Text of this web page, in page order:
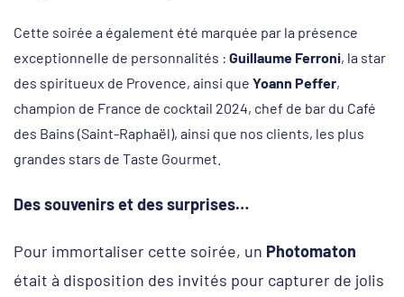
Cette soirée a également été marquée par la présence
exceptionnelle de personnalités : Guillaume Ferroni, la star
des spiritueux de Provence, ainsi que Yoann Peffer,
champion de France de cocktail 2024, chef de bar du Café
des Bains (Saint-Raphaël), ainsi que nos clients, les plus
grandes stars de Taste Gourmet.
Des souvenirs et des surprises…
Pour immortaliser cette soirée, un Photomaton
était à disposition des invités pour capturer de jolis